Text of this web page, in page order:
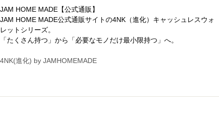
JAM HOME MADE【公式通販】
JAM HOME MADE公式通販サイトの4NK（進化）キャッシュレスウォ
レットシリーズ。
「たくさん持つ」から「必要なモノだけ最小限持つ」へ。
4NK(進化) by JAMHOMEMADE